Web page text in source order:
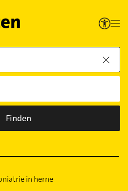
Finden